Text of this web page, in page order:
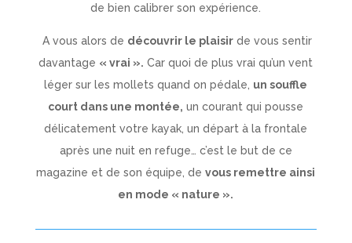
de bien calibrer son expérience.
A vous alors de découvrir le plaisir de vous sentir
davantage « vrai ». Car quoi de plus vrai qu’un vent
léger sur les mollets quand on pédale, un souffle
court dans une montée, un courant qui pousse
délicatement votre kayak, un départ à la frontale
après une nuit en refuge… c’est le but de ce
magazine et de son équipe, devous remettre ainsi
en mode « nature ».